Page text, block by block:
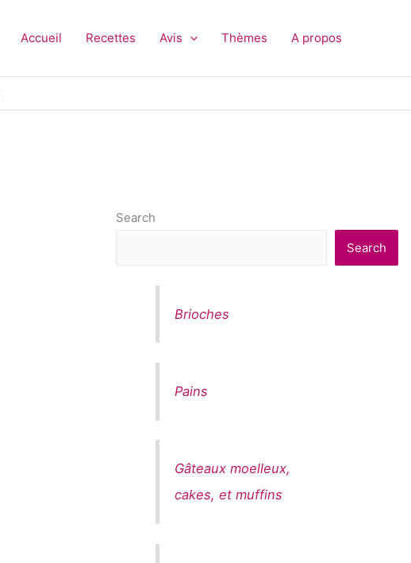
Accueil Recettes Avis Thèmes A propos
Search
Search
Brioches
Pains
Gâteaux moelleux,
cakes, et muffins